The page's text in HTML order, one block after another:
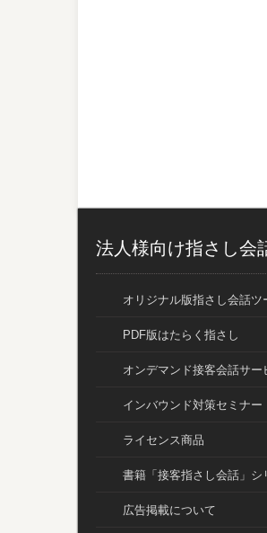
法人様向け指さし会
オリジナル版指さし会話ツ
PDF版はたらく指さし
オンデマンド接客会話サー
インバウンド対策セミナー
ライセンス商品
書籍「接客指さし会話」シ
広告掲載について